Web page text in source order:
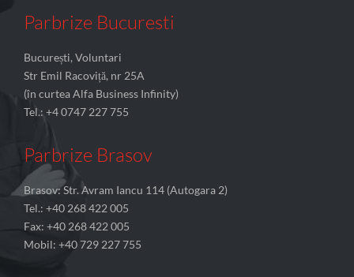
Parbrize Bucuresti
București, Voluntari
Str Emil Racoviță, nr 25A
(în curtea Alfa Business Infinity)
Tel.: +4 0747 227 755
Parbrize Brasov
Brasov: Str. Avram Iancu 114 (Autogara 2)
Tel.: +40 268 422 005
Fax: +40 268 422 005
Mobil: +40 729 227 755